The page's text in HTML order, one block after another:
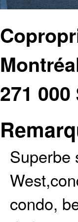
271 000
Superbe
condo,